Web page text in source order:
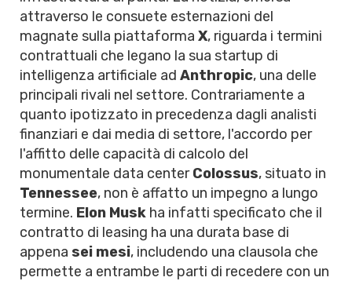
attraverso le consuete esternazioni del
magnate sulla piattaforma X, riguarda i termini
contrattuali che legano la sua startup di
intelligenza artificiale ad Anthropic, una delle
principali rivali nel settore. Contrariamente a
quanto ipotizzato in precedenza dagli analisti
finanziari e dai media di settore, l'accordo per
l'affitto delle capacità di calcolo del
monumentale data centerColossus, situato in
Tennessee, non è affatto un impegno a lungo
termine. Elon Musk ha infatti specificato che il
contratto di leasing ha una durata base di
appena sei mesi, includendo una clausola che
permette a entrambe le parti di recedere con un